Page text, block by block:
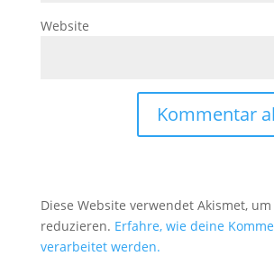
Website
Diese Website verwendet Akismet, um
reduzieren. Erfahre, wie deine
verarbeitet werden.